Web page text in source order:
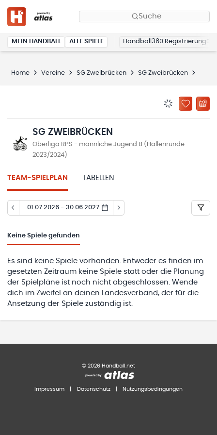
Suche
MEIN HANDBALL ALLE SPIELE Handball360 Registrierung
Home Vereine SG Zweibrücken SG Zweibrücken
ZU
SG ZWEIBRÜCKEN
Oberliga RPS - männliche Jugend B (Hallenrunde
2023/2024)
TEAM-SPIELPLAN TABELLEN
01.07.2026 - 30.06.2027
Keine Spiele gefunden
Es sind keine Spiele vorhanden. Entweder es finden im
gesetzten Zeitraum keine Spiele statt oder die Planung
der Spielpläne ist noch nicht abgeschlossen. Wende
dich im Zweifel an deinen Landesverband, der für die
Ansetzung der Spiele zuständig ist.
© 2026 Handball.net
Impressum Datenschutz Nutzungsbedingungen